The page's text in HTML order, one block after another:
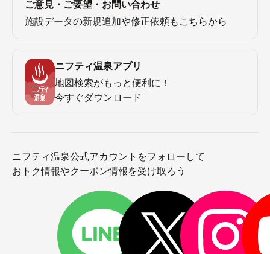
ご意見・ご要望・お問い合わせ
施設データの新規追加や修正依頼もこちらから
ニフティ温泉アプリ
地図検索がもっと便利に！
今すぐダウンロード
ニフティ温泉公式アカウントをフォローして
おトク情報やクーポン情報を受け取ろう